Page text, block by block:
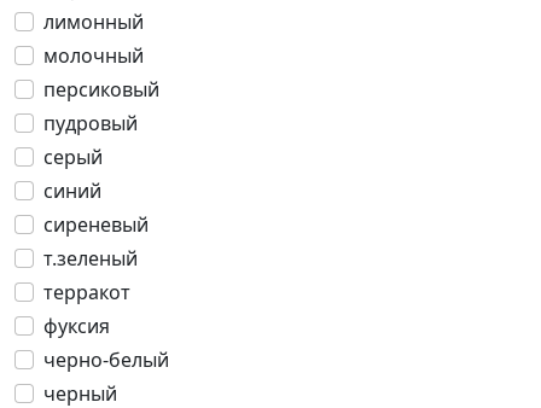
лимонный
молочный
персиковый
пудровый
серый
синий
сиреневый
т.зеленый
терракот
фуксия
черно-белый
черный